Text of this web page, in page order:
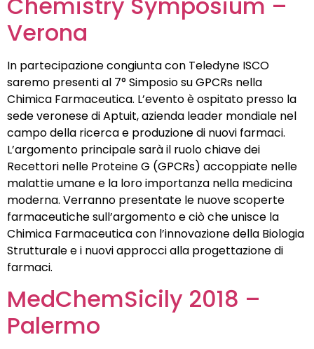
Verona
In partecipazione congiunta con Teledyne ISCO
saremo presenti al 7° Simposio su GPCRs nella
Chimica Farmaceutica. L’evento è ospitato presso la
sede veronese di Aptuit, azienda leader mondiale nel
campo della ricerca e produzione di nuovi farmaci.
L’argomento principale sarà il ruolo chiave dei
Recettori nelle Proteine G (GPCRs) accoppiate nelle
malattie umane e la loro importanza nella medicina
moderna. Verranno presentate le nuove scoperte
farmaceutiche sull’argomento e ciò che unisce la
Chimica Farmaceutica con l’innovazione della Biologia
Strutturale e i nuovi approcci alla progettazione di
farmaci.
MedChemSicily 2018 –
Palermo